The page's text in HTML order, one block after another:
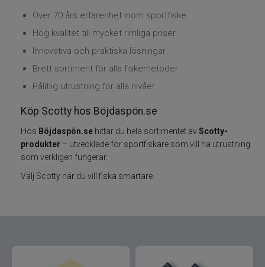
Varumärken
Grundéns
Mikado
13 Fishing
ABU Garcia
Över 70 års erfarenhet inom sportfiske
Hög kvalitet till mycket rimliga priser
Innovativa och praktiska lösningar
Brett sortiment för alla fiskemetoder
Pålitlig utrustning för alla nivåer
Köp Scotty hos Böjdaspön.se
Hos Böjdaspön.se hittar du hela sortimentet avScotty-
produkter – utvecklade för sportfiskare som vill ha utrustning
som verkligen fungerar.
Välj Scotty när du vill fiska smartare.